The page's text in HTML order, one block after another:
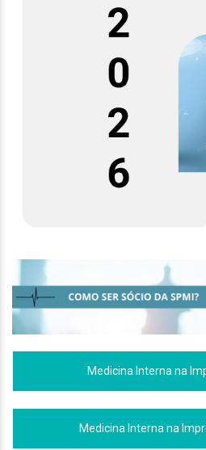
Medicina Interna na
Medicina Interna na